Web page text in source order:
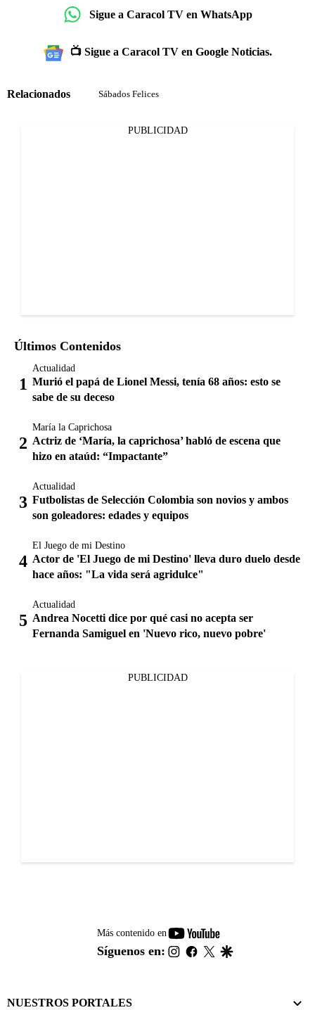
Sigue a Caracol TV en WhatsApp
📺 Sigue a Caracol TV en Google Noticias.
Relacionados Sábados Felices
PUBLICIDAD
Últimos Contenidos
Actualidad
Murió el papá de Lionel Messi, tenía 68 años: esto se
sabe de su deceso
María la Caprichosa
Actriz de ‘María, la caprichosa’ habló de escena que
hizo en ataúd: “Impactante”
Actualidad
Futbolistas de Selección Colombia son novios y ambos
son goleadores: edades y equipos
El Juego de mi Destino
Actor de 'El Juego de mi Destino' lleva duro duelo desde
hace años: "La vida será agridulce"
Actualidad
Andrea Nocetti dice por qué casi no acepta ser
Fernanda Samiguel en 'Nuevo rico, nuevo pobre'
PUBLICIDAD
Más contenido en
youtube-
footer
Síguenos en: instagram
facebook
twitter
NUESTROS PORTALES